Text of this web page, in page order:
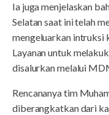
Ia juga menjelaskan
Selatan saat ini telah
mengeluarkan intruksi
Layanan untuk
disalurkan melalui
Rencananya tim
diberangkatkan dari